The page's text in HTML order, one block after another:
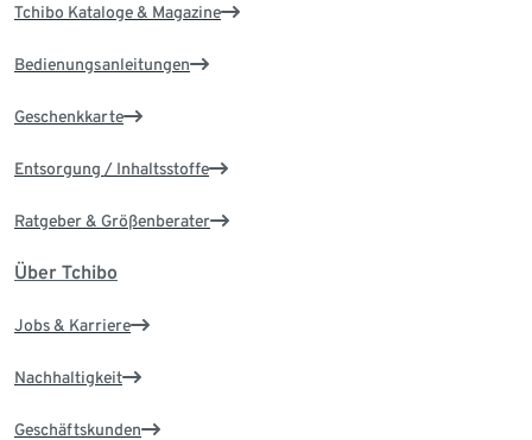
Tchibo Kataloge & Magazine
Bedienungsanleitungen
Geschenkkarte
Entsorgung / Inhaltsstoffe
Ratgeber & Größenberater
Über Tchibo
Jobs & Karriere
Nachhaltigkeit
Geschäftskunden